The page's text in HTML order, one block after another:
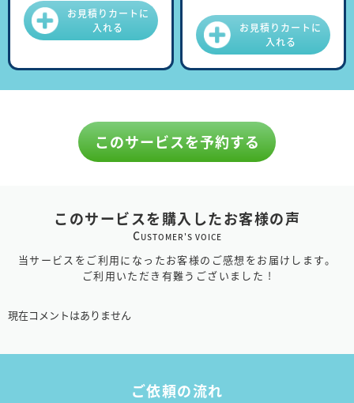
お見積りカートに
入れる
お見積りカートに
入れる
このサービスを予約する
このサービスを購入したお客様の声
CUSTOMER'S VOICE
当サービスをご利用になったお客様のご感想をお届けします。
ご利用いただき有難うございました !
現在コメントはありません
ご依頼の流れ